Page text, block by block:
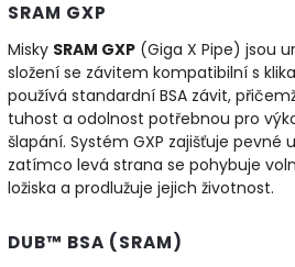
SRAM GXP
Misky SRAM GXP (Giga X Pipe) jsou
složení se závitem kompatibilní s
používá standardní BSA závit,
tuhost a odolnost potřebnou pro
šlapání. Systém GXP zajišťuje pevné
zatímco levá strana se pohybuje
ložiska a prodlužuje jejich životnost.
DUB™ BSA (SRAM)